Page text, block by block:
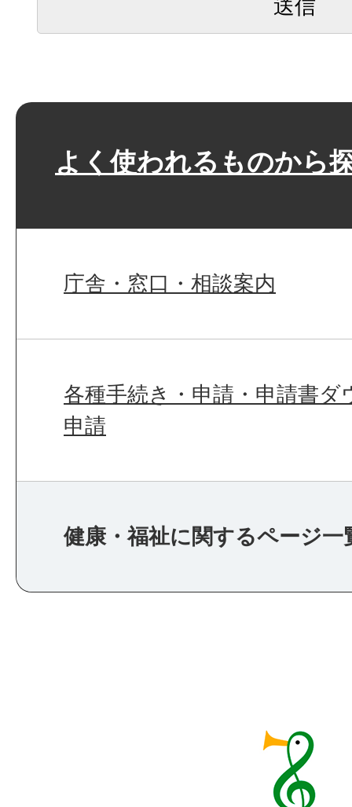
よく使われるものから
庁舎・窓口・相談案内
各種手続き・申請・申請書ダ
申請
健康・福祉に関するページ一